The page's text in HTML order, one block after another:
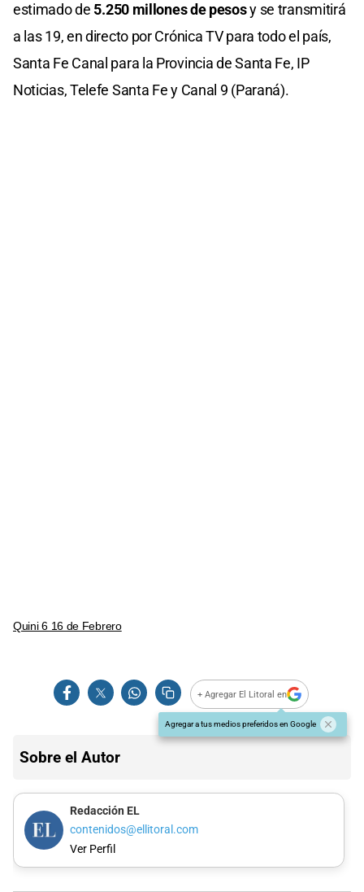
estimado de 5.250 millones de pesosy se transmitirá
a las 19, en directo por Crónica TV para todo el país,
Santa Fe Canal para la Provincia de Santa Fe, IP
Noticias, Telefe Santa Fe y Canal 9 (Paraná).
Quini 6 16 de Febrero
+ Agregar El Litoral en
Agregar a tus medios preferidos en Google
Sobre el Autor
Redacción EL
contenidos@ellitoral.com
Ver Perfil